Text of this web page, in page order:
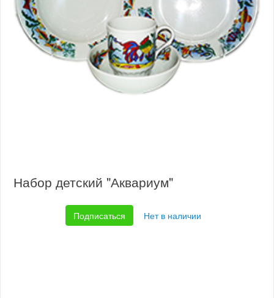
Набор детский "Аквариум"
Подписаться Нет в наличии